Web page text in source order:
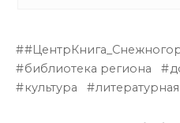
библиотека региона
культура